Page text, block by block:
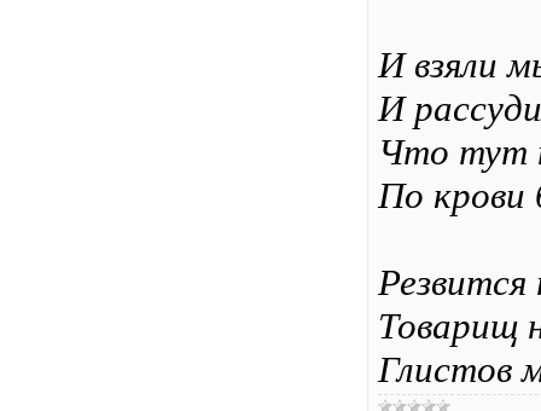
И взяли
И
Что тут
По крови
Резвится
Товарищ
Глистов